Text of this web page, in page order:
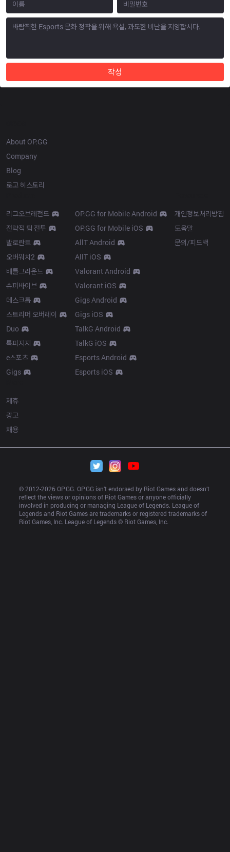
작성
About OP.GG
Company
Blog
로고 히스토리
리그오브레전드
전략적 팀 전투
발로란트
오버워치2
배틀그라운드
슈퍼바이브
데스크톱
스트리머 오버레이
Duo
톡피지지
e스포츠
Gigs
OP.GG for Mobile Android
OP.GG for Mobile iOS
AllT Android
AllT iOS
Valorant Android
Valorant iOS
Gigs Android
Gigs iOS
TalkG Android
TalkG iOS
Esports Android
Esports iOS
개인정보처리방침
도움말
문의/피드백
제휴
광고
채용
© 2012-2026 OP.GG. OP.GG isn’t endorsed by Riot Games and doesn’t
reflect the views or opinions of Riot Games or anyone officially
involved in producing or managing League of Legends. League of
Legends and Riot Games are trademarks or registered trademarks of
Riot Games, Inc. League of Legends © Riot Games, Inc.